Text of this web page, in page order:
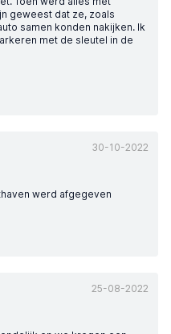
geweest dat ze, zoals
samen konden nakijken. Ik
met de sleutel in de
30-10-2022
werd afgegeven
25-08-2022